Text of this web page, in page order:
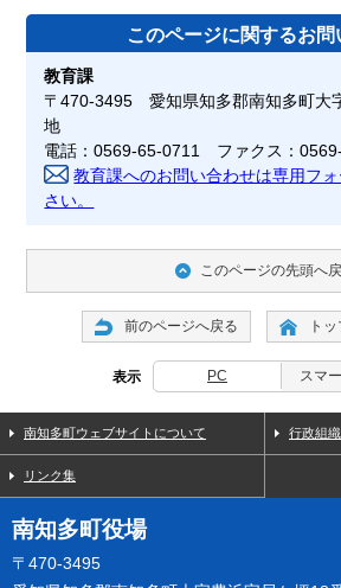
このページに関するお問
教育課
〒470-3495 愛知県知多郡南知多町大
地
電話：0569-65-0711 ファクス：
教育課へのお問い合わせは専用フ
さい。
このページの先頭へ
前のページへ戻る ト
表示 PC スマ
南知多町ウェブサイトについて 行政組
リンク集
南知多町役場
〒470-3495